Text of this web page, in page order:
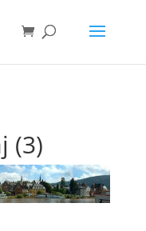
(3)